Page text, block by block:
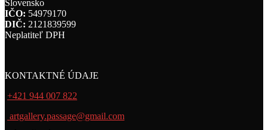
Slovensko
IČO: 54979170
DIČ: 2121839599
Neplatiteľ DPH
KONTAKTNÉ ÚDAJE
+421 944 007 822
artgallery.passage@gmail.com